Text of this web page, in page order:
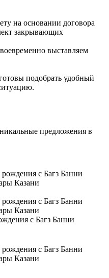
на основании договора
закрывающих
выставляем
подобрать удобный
предложения в
с Багз Банни